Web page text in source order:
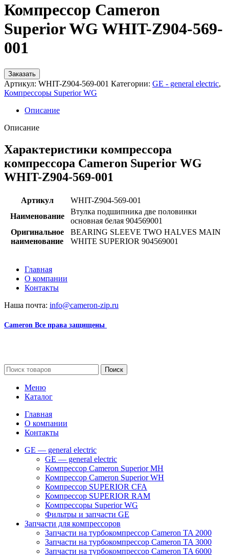
Компрессор Cameron
Superior WG WHIT-Z904-569-
001
Заказать
Артикул: WHIT-Z904-569-001 Категории: GE - general electric,
Компрессоры Superior WG
Описание
Описание
Характеристики компрессора
компрессора Cameron Superior WG
WHIT-Z904-569-001
Артикул
WHIT-Z904-569-001
Наименование
Втулка подшипника две половинки
основная белая 904569001
Оригинальное
наименование
BEARING SLEEVE TWO HALVES MAIN
WHITE SUPERIOR 904569001
Главная
О компании
Контакты
Наша почта: info@cameron-zip.ru
Cameron Все права защищены
Поиск
Меню
Каталог
Главная
О компании
Контакты
GE — general electric
GE — general electric
Компрессор Cameron Superior MH
Компрессор Cameron Superior WH
Компрессор SUPERIOR CFA
Компрессор SUPERIOR RAM
Компрессоры Superior WG
Фильтры и запчасти GE
Запчасти для компрессоров
Запчасти на турбокомпрессор Cameron TA 2000
Запчасти на турбокомпрессор Cameron TA 3000
Запчасти на турбокомпрессор Cameron TA 6000